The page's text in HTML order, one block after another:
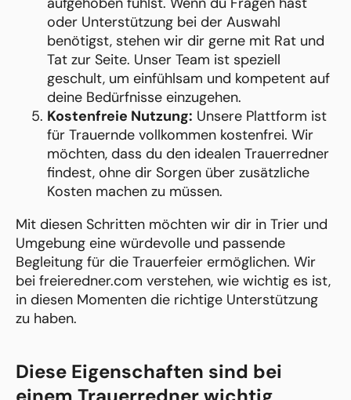
oder Unterstützung bei der Auswahl
benötigst, stehen wir dir gerne mit Rat und
Tat zur Seite. Unser Team ist speziell
geschult, um einfühlsam und kompetent auf
deine Bedürfnisse einzugehen.
Kostenfreie Nutzung: Unsere Plattform ist
für Trauernde vollkommen kostenfrei. Wir
möchten, dass du den idealen Trauerredner
findest, ohne dir Sorgen über zusätzliche
Kosten machen zu müssen.
Mit diesen Schritten möchten wir dir in Trier und
Umgebung eine würdevolle und passende
Begleitung für die Trauerfeier ermöglichen. Wir
bei freieredner.com verstehen, wie wichtig es ist,
in diesen Momenten die richtige Unterstützung
zu haben.
Diese Eigenschaften sind bei